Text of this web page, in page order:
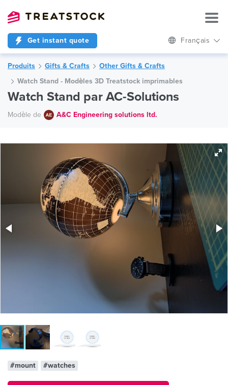
Get instant quote Français
Produits Gifts & Crafts
Other Gifts & Crafts
Watch Stand - Modèles 3D Treatstock imprimables
Watch Stand par AC-Solutions
Modèle de A&C Engineering solutions ltd.
#mount #watches